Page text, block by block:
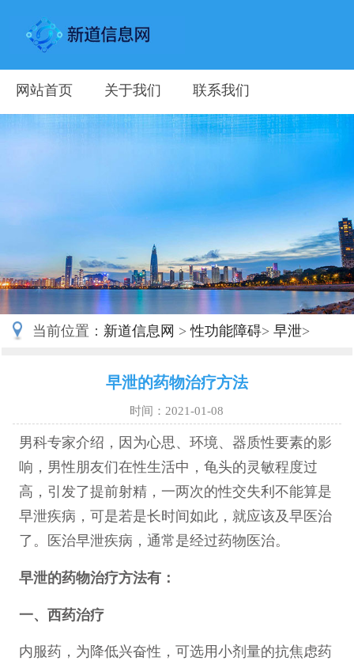
网站首页 关于我们 联系我们
当前位置： 新道信息网 >性功能障碍>早泄>
早泄的药物治疗方法
时间：2021-01-08
男科专家介绍，因为心思、环境、器质性要素的影
响，男性朋友们在性生活中，龟头的灵敏程度过
高，引发了提前射精，一两次的性交失利不能算是
早泄疾病，可是若是长时间如此，就应该及早医治
了。医治早泄疾病，通常是经过药物医治。
早泄的药物治疗方法有：
一、西药治疗
内服药，为降低兴奋性，可选用小剂量的抗焦虑药